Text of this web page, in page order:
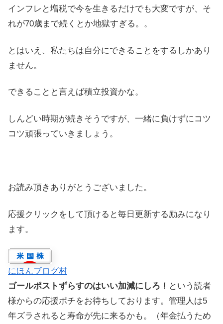
インフレと増税で今を生きるだけでも大変ですが、そ
れが70歳まで続くとか地獄すぎる。。
とはいえ、私たちは自分にできることをするしかあり
ません。
できることと言えば積立投資かな。
しんどい時期が続きそうですが、一緒に負けずにコツ
コツ頑張っていきましょう。
お読み頂きありがとうございました。
応援クリックをして頂けると毎日更新する励みになり
ます。
にほんブログ村
ゴールポストずらすのはいい加減にしろ！ という読者
様からの応援ポチをお待ちしております。管理人は5
年ズラされると寿命が先に来るかも。（年金払うため